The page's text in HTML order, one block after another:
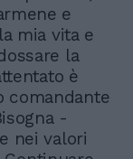
e
mia vita e
la
è
comandante
-
nei valori